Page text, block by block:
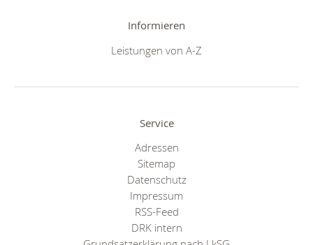
Informieren
Leistungen von A-Z
Service
Adressen
Sitemap
Datenschutz
Impressum
RSS-Feed
DRK intern